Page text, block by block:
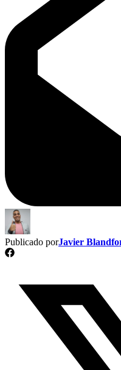
Publicado porJavier